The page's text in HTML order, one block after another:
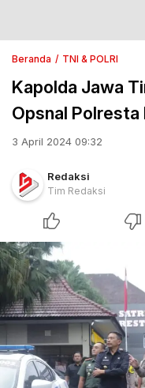
Beranda TNI & POLRI
Kapolda Jawa
Opsnal Polresta
3 April 2024 09:32
Redaksi
Tim Redaksi